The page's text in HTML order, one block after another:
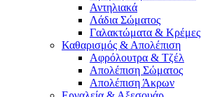
Αντηλιακά
Λάδια Σώματος
Γαλακτώματα & Κρέμες
Καθαρισμός & Απολέπιση
Αφρόλουτρα & Τζέλ
Απολέπιση Σώματος
Απολέπιση Άκρων